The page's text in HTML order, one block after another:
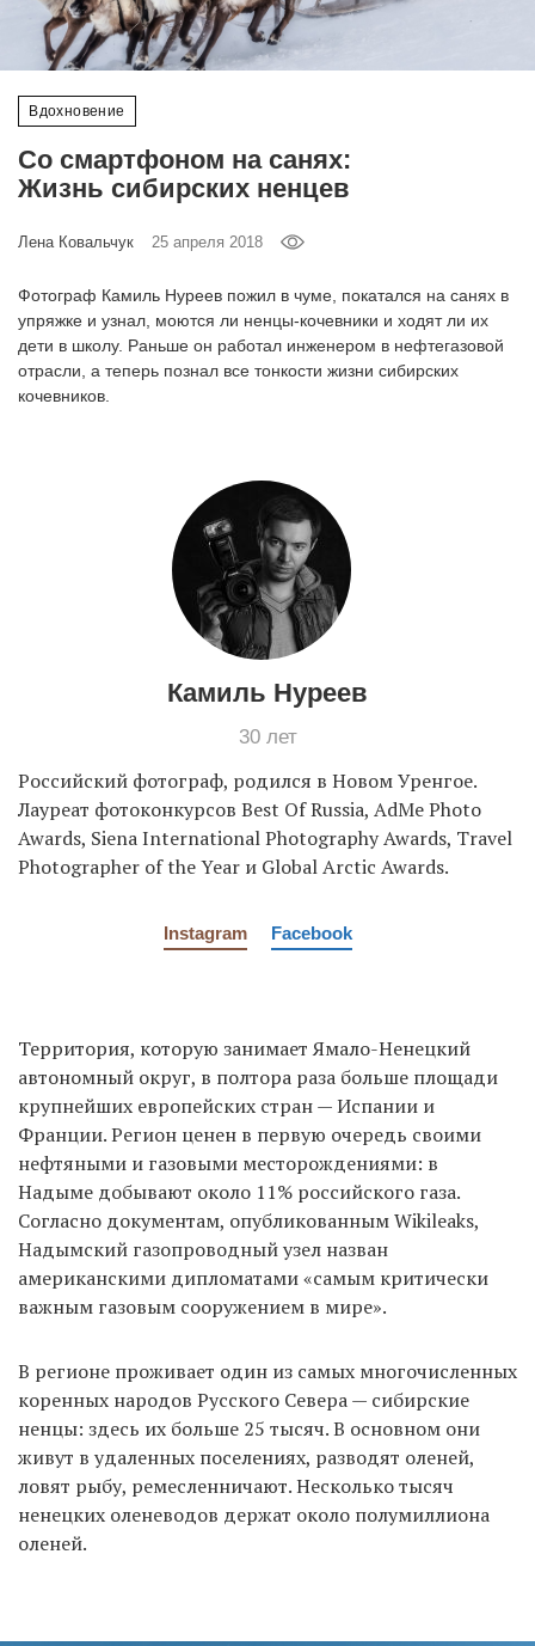
Вдохновение
Со смартфоном на санях:
Жизнь сибирских ненцев
Лена Ковальчук 25 апреля 2018
Фотограф Камиль Нуреев пожил в чуме, покатался на санях в
упряжке и узнал, моются ли ненцы-кочевники и ходят ли их
дети в школу. Раньше он работал инженером в нефтегазовой
отрасли, а теперь познал все тонкости жизни сибирских
кочевников.
Камиль Нуреев
30 лет
Российский фотограф, родился в Новом Уренгое.
Лауреат фотоконкурсов Best Of Russia, AdMe Photo
Awards, Siena International Photography Awards, Travel
Photographer of the Year и Global Arctic Awards.
Instagram Facebook
Территория, которую занимает Ямало-Ненецкий
автономный округ, в полтора раза больше площади
крупнейших европейских стран — Испании и
Франции. Регион ценен в первую очередь своими
нефтяными и газовыми месторождениями: в
Надыме добывают около 11% российского газа.
Согласно документам, опубликованным Wikileaks,
Надымский газопроводный узел назван
американскими дипломатами «самым критически
важным газовым сооружением в мире».
В регионе проживает один из самых многочисленных
коренных народов Русского Севера — сибирские
ненцы: здесь их больше 25 тысяч. В основном они
живут в удаленных поселениях, разводят оленей,
ловят рыбу, ремесленничают. Несколько тысяч
ненецких оленеводов держат около полумиллиона
оленей.